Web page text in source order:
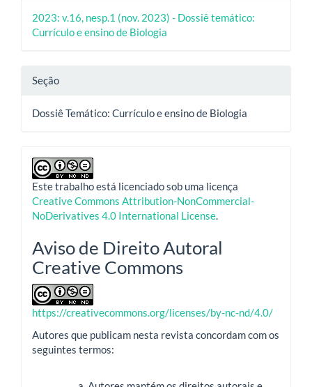
2023: v.16, nesp.1 (nov. 2023) - Dossiê temático:
Currículo e ensino de Biologia
Seção
Dossiê Temático: Currículo e ensino de Biologia
Este trabalho está licenciado sob uma licença
Creative Commons Attribution-NonCommercial-
NoDerivatives 4.0 International License.
Aviso de Direito Autoral
Creative Commons
https://creativecommons.org/licenses/by-nc-nd/4.0/
Autores que publicam nesta revista concordam com os
seguintes termos: